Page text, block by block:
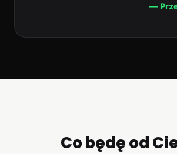
—
Co będę od